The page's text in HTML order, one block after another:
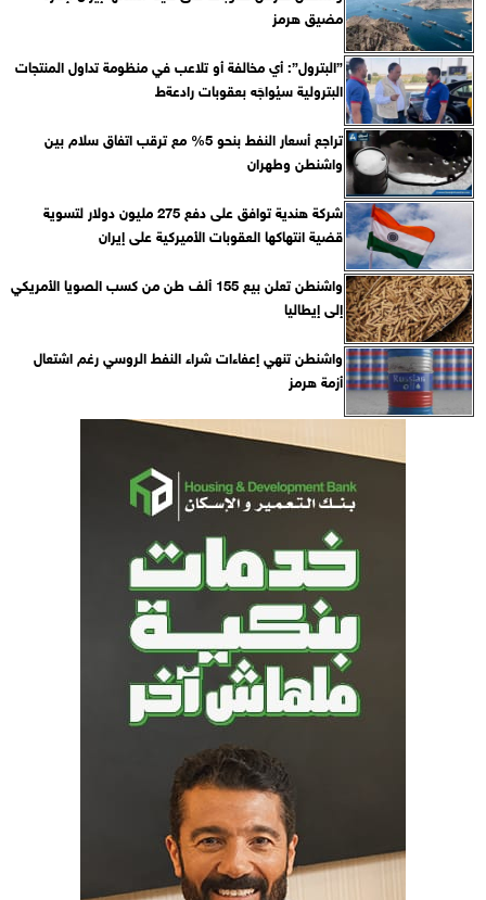
مضيق هرمز
”البترول”: أي مخالفة أو تلاعب في منظومة تداول المنتجات
البترولية سيُواجَه بعقوبات رادعةط
تراجع أسعار النفط بنحو 5% مع ترقب اتفاق سلام بين
واشنطن وطهران
شركة هندية توافق على دفع 275 مليون دولار لتسوية
قضية انتهاكها العقوبات الأميركية على إيران
واشنطن تعلن بيع 155 ألف طن من كسب الصويا الأمريكي
إلى إيطاليا
واشنطن تنهي إعفاءات شراء النفط الروسي رغم اشتعال
أزمة هرمز